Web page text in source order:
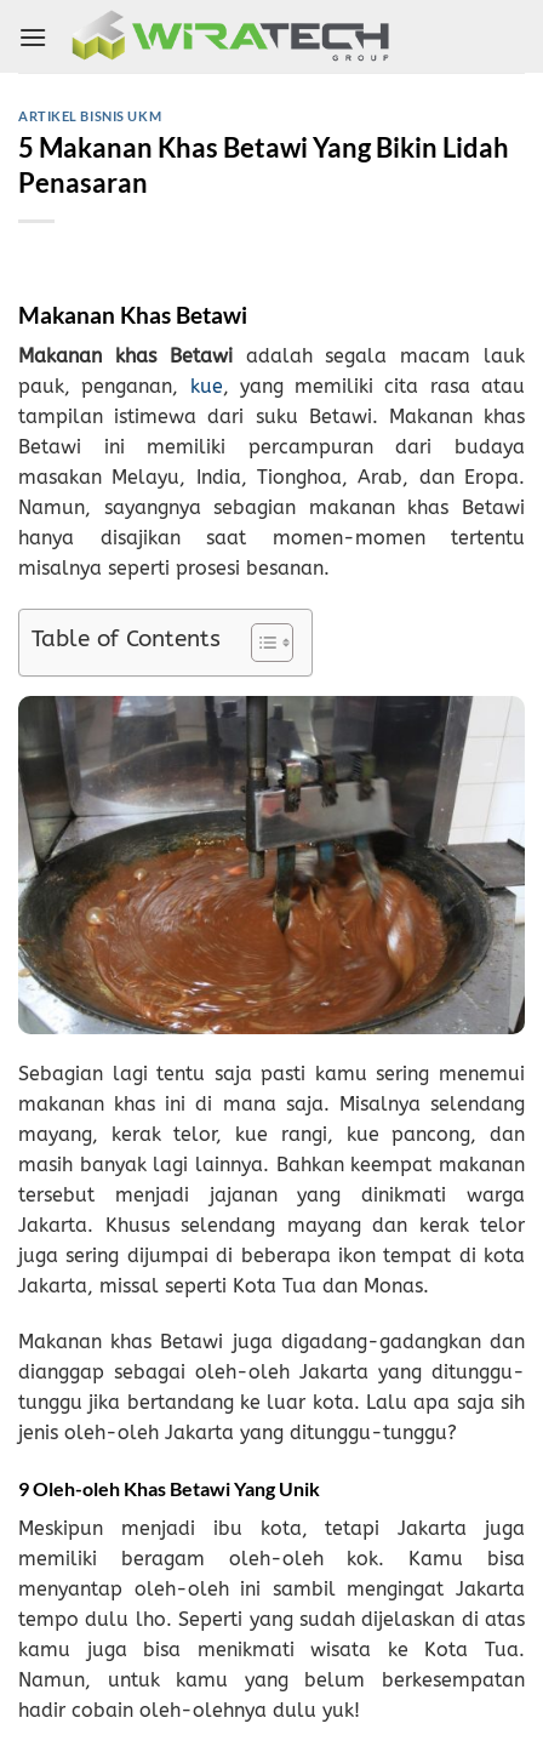
ARTIKEL BISNIS UKM
5 Makanan Khas Betawi Yang Bikin Lidah
Penasaran
Makanan Khas Betawi
Makanan khas Betawiadalah segala macam lauk
pauk, penganan,
kue, yang memiliki cita rasa atau
tampilan istimewa dari suku Betawi. Makanan khas
Betawi ini memiliki percampuran dari budaya
masakan Melayu, India, Tionghoa, Arab, dan Eropa.
Namun, sayangnya sebagian makanan khas Betawi
hanya disajikan saat momen-momen tertentu
misalnya seperti prosesi besanan.
Table of Contents
Sebagian lagi tentu saja pasti kamu sering menemui
makanan khas ini di mana saja. Misalnya selendang
mayang, kerak telor, kue rangi, kue pancong, dan
masih banyak lagi lainnya. Bahkan keempat makanan
tersebut menjadi jajanan yang dinikmati warga
Jakarta. Khusus selendang mayang dan kerak telor
juga sering dijumpai di beberapa ikon tempat di kota
Jakarta, missal seperti Kota Tua dan Monas.
Makanan khas Betawi juga digadang-gadangkan dan
dianggap sebagai oleh-oleh Jakarta yang ditunggu-
tunggu jika bertandang ke luar kota. Lalu apa saja sih
jenis oleh-oleh Jakarta yang ditunggu-tunggu?
9 Oleh-oleh Khas Betawi Yang Unik
Meskipun menjadi ibu kota, tetapi Jakarta juga
memiliki beragam oleh-oleh kok. Kamu bisa
menyantap oleh-oleh ini sambil mengingat Jakarta
tempo dulu lho. Seperti yang sudah dijelaskan di atas
kamu juga bisa menikmati wisata ke Kota Tua.
Namun, untuk kamu yang belum berkesempatan
hadir cobain oleh-olehnya dulu yuk!